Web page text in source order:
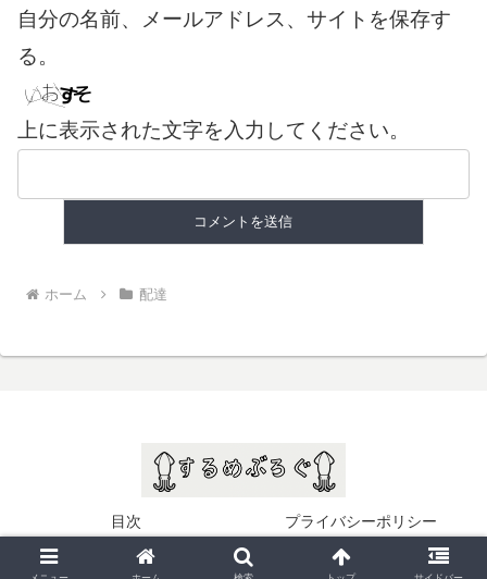
自分の名前、メールアドレス、サイトを保存す
る。
上に表示された文字を入力してください。
ホーム 配達
目次 プライバシーポリシー
© 2025 するめぶろぐ.